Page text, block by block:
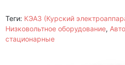
Теги: КЭАЗ (Курский
Низковольтное оборудование,
стационарные